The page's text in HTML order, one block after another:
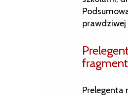
prawdziwej
Prelegenta